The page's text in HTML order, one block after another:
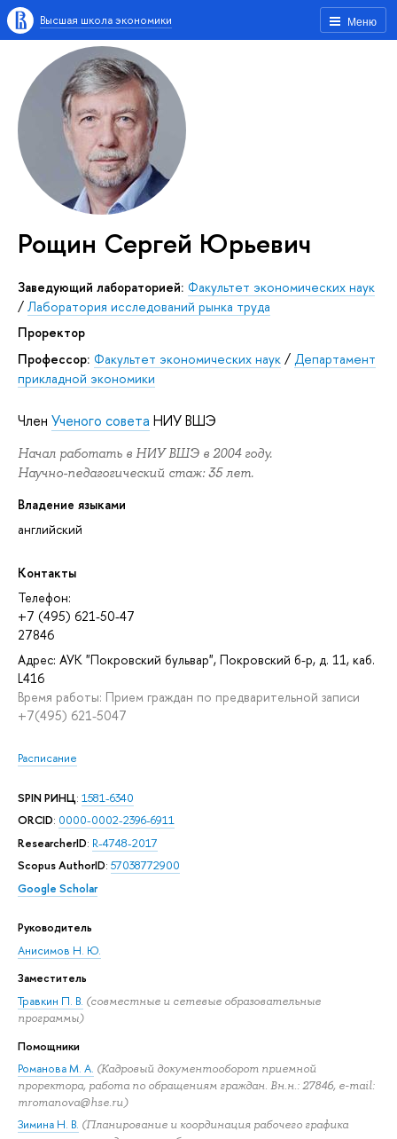
Меню
Высшая школа экономики
Рощин Сергей Юрьевич
заведующий лабораторией: Факультет экономических наук
/ Лаборатория исследований рынка труда
проректор
Профессор: Факультет экономических наук / Департамент
прикладной экономики
Член Ученого совета НИУ ВШЭ
Начал работать в НИУ ВШЭ в 2004 году.
Научно-педагогический стаж: 35 лет.
Владение языками
английский
Контакты
Телефон:
+7 (495) 621-50-47
27846
Адрес: АУК "Покровский бульвар", Покровский б-р, д. 11, каб.
L416
Время работы: Прием граждан по предварительной записи
+7(495) 621-5047
Расписание
SPIN РИНЦ: 1581-6340
ORCID: 0000-0002-2396-6911
ResearcherID: R-4748-2017
Scopus AuthorID: 57038772900
Google Scholar
Руководитель
Анисимов Н. Ю.
Заместитель
Травкин П. В. (совместные и сетевые образовательные
программы)
Помощники
Романова М. А. (Кадровый документооборот приемной
проректора, работа по обращениям граждан. Вн.н.: 27846, e-mail:
mromanova@hse.ru)
Зимина Н. В. (Планирование и координация рабочего графика